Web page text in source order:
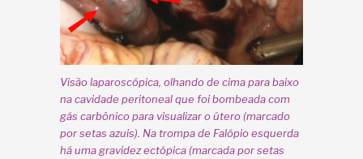
Visão laparoscópica, olhando de cima para baixo
na cavidade peritoneal que foi bombeada com
gás carbônico para visualizar o útero (marcado
por setas azuis). Na trompa de Falópio esquerda
há uma gravidez ectópica (marcada por setas